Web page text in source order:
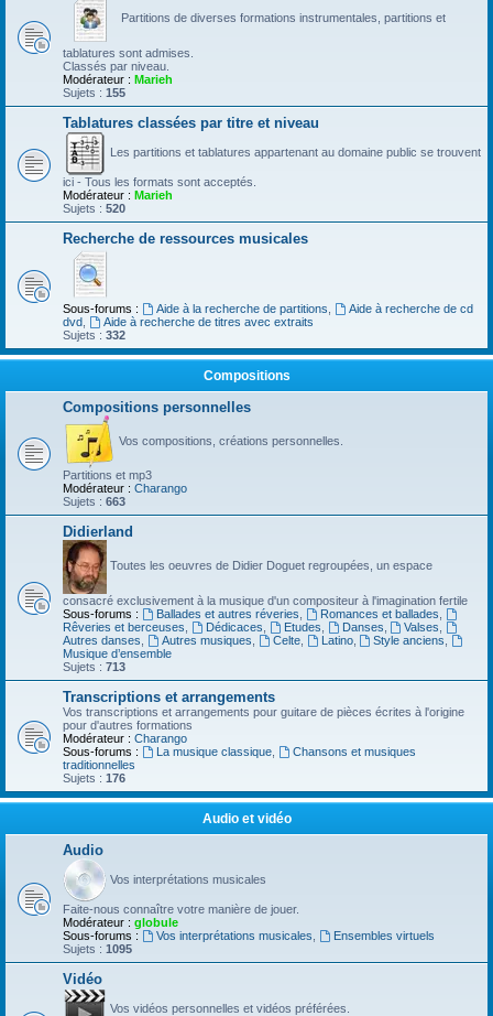
Partitions de diverses formations instrumentales, partitions et
tablatures sont admises.
Classés par niveau.
Modérateur : Marieh
Sujets : 155
Tablatures classées par titre et niveau
Les partitions et tablatures appartenant au domaine public se trouvent
ici - Tous les formats sont acceptés.
Modérateur : Marieh
Sujets : 520
Recherche de ressources musicales
Sous-forums : Aide à la recherche de partitions
Aide à recherche de cd
dvd
Aide à recherche de titres avec extraits
Sujets : 332
Compositions
Compositions personnelles
Vos compositions, créations personnelles.
Partitions et mp3
Modérateur : Charango
Sujets : 663
Didierland
Toutes les oeuvres de Didier Doguet regroupées, un espace
consacré exclusivement à la musique d'un compositeur à l'imagination fertile
Sous-forums :
Ballades et autres réveries Romances et ballades
Rêveries et berceuses
Dédicaces Etudes Danses Valses
Autres danses
Autres musiques Celte, Latino, Style anciens
Musique d’ensemble
Sujets : 713
Transcriptions et arrangements
Vos transcriptions et arrangements pour guitare de pièces écrites à l'origine
pour d'autres formations
Modérateur : Charango
Sous-forums :
La musique classique,
Chansons et musiques
traditionnelles
Sujets : 176
Audio et vidéo
Audio
Vos interprétations musicales
Faite-nous connaître votre manière de jouer.
Modérateur : globule
Sous-forums :
Vos interprétations musicales
Ensembles virtuels
Sujets : 1095
Vidéo
Vos vidéos personnelles et vidéos préférées.